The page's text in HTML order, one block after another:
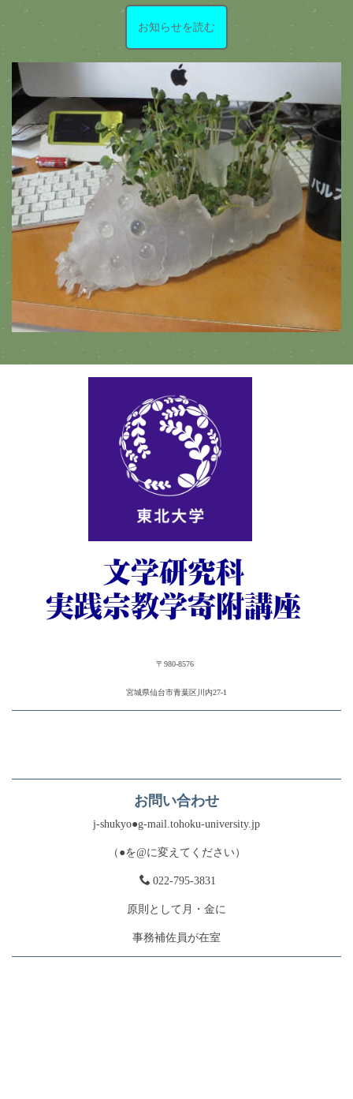
お知らせを読む
〒980-8576
宮城県仙台市青葉区川内27-1
お問い合わせ
j-shukyo●g-mail.tohoku-university.jp
（●を@に変えてください）
022-795-3831
原則として月・金に
事務補佐員が在室